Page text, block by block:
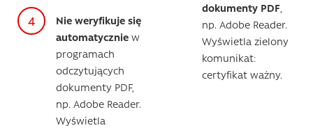
Nie weryfikuje się
automatycznie w
programach
odczytujących
dokumenty PDF,
np. Adobe Reader.
Wyświetla
dokumenty PDF,
np. Adobe Reader.
Wyświetla zielony
komunikat:
certyfikat ważny.